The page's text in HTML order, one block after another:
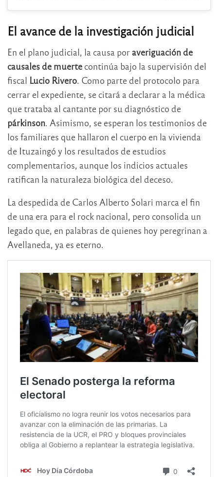
El avance de la investigación judicial
En el plano judicial, la causa por averiguación de
causales de muerte continúa bajo la supervisión del
fiscal Lucio Rivero. Como parte del protocolo para
cerrar el expediente, se citará a declarar a la médica
que trataba al cantante por su diagnóstico de
párkinson. Asimismo, se esperan los testimonios de
los familiares que hallaron el cuerpo en la vivienda
de Ituzaingó y los resultados de estudios
complementarios, aunque los indicios actuales
ratifican la naturaleza biológica del deceso.
La despedida de Carlos Alberto Solari marca el fin
de una era para el rock nacional, pero consolida un
legado que, en palabras de quienes hoy peregrinan a
Avellaneda, ya es eterno.